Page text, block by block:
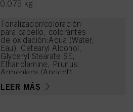
0.075 kg
Tonalizador/coloración
para cabello, colorantes
de oxidación:Aqua (Water,
Eau), Cetearyl Alcohol,
Glyceryl Stearate SE,
Ethanolamine, Prunus
Armeniaca (Apricot)
Kernel Oil, Glycerin,
Octyldodecanol, Sodium
LEER MÁS